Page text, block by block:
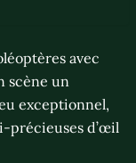
avec
scène un
exceptionnel,
précieuses d’œil